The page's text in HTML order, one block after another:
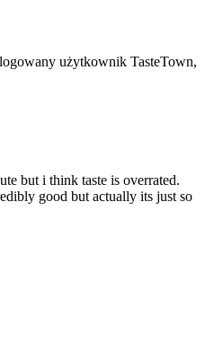
użytkownik TasteTown,
but i think taste is overrated.
good but actually its just so